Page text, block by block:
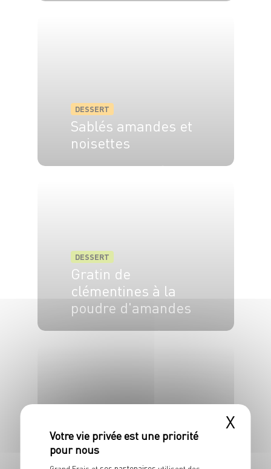
DESSERT
Sablés amandes et
noisettes
DESSERT
Gratin de
clémentines à la
poudre d'amandes
DESSERT
X